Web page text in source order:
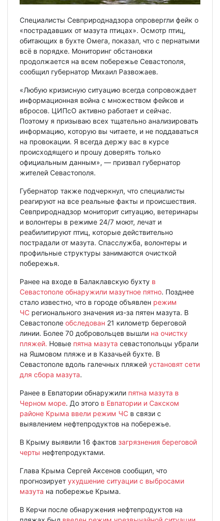
Специалисты Севприроднадзора опровергли фейк о
«пострадавших от мазута птицах». Осмотр птиц,
обитающих в бухте Омега, показал, что с пернатыми
всё в порядке. Мониторинг обстановки
продолжается на всем побережье Севастополя,
сообщил губернатор Михаил Развожаев.
«Любую кризисную ситуацию всегда сопровождает
информационная война с множеством фейков и
вбросов. ЦИПсО активно работает и сейчас.
Поэтому я призываю всех тщательно анализировать
информацию, которую вы читаете, и не поддаваться
на провокации. Я всегда держу вас в курсе
происходящего и прошу доверять только
официальным данным», — призвал губернатор
жителей Севастополя.
Губернатор также подчеркнул, что специалисты
реагируют на все реальные факты и происшествия.
Севприроднадзор мониторит ситуацию, ветеринары
и волонтеры в режиме 24/7 моют, лечат и
реабилитируют птиц, которые действительно
пострадали от мазута. Спасслужба, волонтеры и
профильные структуры занимаются очисткой
побережья.
Ранее на входе в Балаклавскую бухту в
Севастополе обнаружили мазутное пятно. Позднее
стало известно, что в городе объявлен режим
ЧС регионального значения из-за пятен мазута. В
Севастополе обследован 21 километр береговой
линии. Более 70 добровольцев вышли на очистку
пляжей. Новые пятна мазута севастопольцы убрали
на Яшмовом пляже и в Казачьей бухте. В
Севастополе вдоль галечных пляжей установят сети
для сбора мазута.
Ранее в Евпатории обнаружили пятна мазута в
Черном море. До этого в Евпатории и Сакском
районе Крыма ввели режим ЧС в связи с
выявлением нефтепродуктов на побережье.
В Крыму выявили 16 фактов загрязнения береговой
черты нефтепродуктами.
Глава Крыма Сергей Аксенов сообщил, что
прогнозирует ухудшение ситуации с выбросами
мазута на побережье Крыма.
В Керчи после обнаружения нефтепродуктов на